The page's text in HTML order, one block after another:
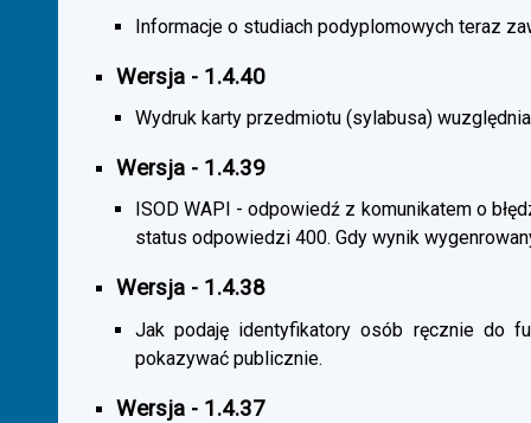
Informacje o studiach podyplomowych teraz
Wersja - 1.4.40
Wydruk karty przedmiotu (sylabusa)
Wersja - 1.4.39
ISOD WAPI - odpowiedź z komunikatem o
status odpowiedzi 400. Gdy wynik
Wersja - 1.4.38
Jak podaję identyfikatory osób ręcznie do
pokazywać publicznie.
Wersja - 1.4.37